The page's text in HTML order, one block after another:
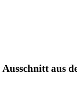
Ausschnitt aus